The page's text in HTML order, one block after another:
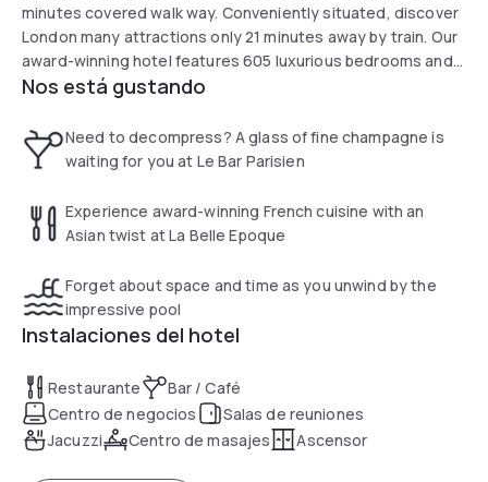
minutes covered walk way. Conveniently situated, discover
London many attractions only 21 minutes away by train. Our
award-winning hotel features 605 luxurious bedrooms and
suites with modern amenities and the largest ballroom in
dining options including our 2 AA Rosette Restaurants
where guests can experience rich global flavours.
Nos está gustando
Need to decompress? A glass of fine champagne is
waiting for you at Le Bar Parisien
Experience award-winning French cuisine with an
Asian twist at La Belle Epoque
Forget about space and time as you unwind by the
impressive pool
Instalaciones del hotel
Restaurante
Bar / Café
Centro de negocios
Salas de reuniones
Jacuzzi
Centro de masajes Ascensor